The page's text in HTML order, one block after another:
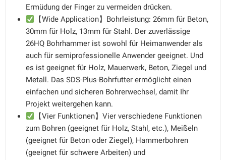
Ermüdung der Finger zu vermeiden drücken.
【Wide Application】Bohrleistung: 26mm für Beton,
30mm für Holz, 13mm für Stahl. Der zuverlässige
26HQ Bohrhammer ist sowohl für Heimanwender als
auch für semiprofessionelle Anwender geeignet. Und
es ist geeignet für Holz, Mauerwerk, Beton, Ziegel und
Metall. Das SDS-Plus-Bohrfutter ermöglicht einen
einfachen und sicheren Bohrerwechsel, damit Ihr
Projekt weitergehen kann.
【Vier Funktionen】Vier verschiedene Funktionen
zum Bohren (geeignet für Holz, Stahl, etc.), Meißeln
(geeignet für Beton oder Ziegel), Hammerbohren
(geeignet für schwere Arbeiten) und